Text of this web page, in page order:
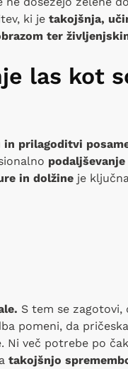
ki je takojšnja,
ter
las kot
in prilagoditvi
podaljševanje
in dolžine je
S tem se zagotovi,
pomeni, da pričeska
več potrebe po
takojšnjo